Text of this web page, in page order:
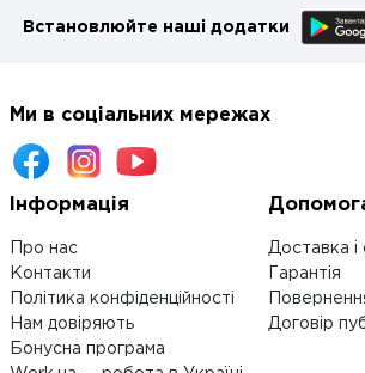
Встановлюйте наші додатки
Ми в соціальних мережах
Інформація
Про нас
Контакти
Політика конфіденційності
Нам довіряють
Бонусна програма
Доставка і
Гарантія
Договір